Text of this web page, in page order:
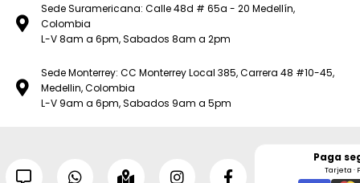
Sede Suramericana: Calle 48d # 65a - 20 Medellín,
Colombia
L-V 8am a 6pm, Sabados 8am a 2pm
Sede Monterrey: CC Monterrey Local 385, Carrera 48 #10-45,
Medellin, Colombia
L-V 9am a 6pm, Sabados 9am a 5pm
Paga
Tarjeta ·